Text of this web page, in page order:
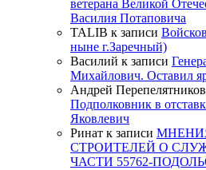
ветерана Великой
Василия Потаповича
TALIB к записи
ныне г.Заречный)
Василий к записи
Михайлович. Оставил
Андрей Перепелятников
Подполковник в
Яковлевич
Ринат к записи
СТРОИТЕЛЕЙ О
ЧАСТИ 55762-